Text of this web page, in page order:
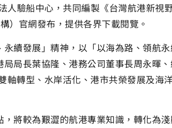
人驗船中心，共同編製《台灣航港新
）官網發布，提供各界下載閱覽。
續發展」精神，以「以海為路、領航
局長葉協隆、港務公司董事長周永暉
轉型、水岸活化、港市共榮發展及海
將較為艱澀的航港專業知識，轉化為